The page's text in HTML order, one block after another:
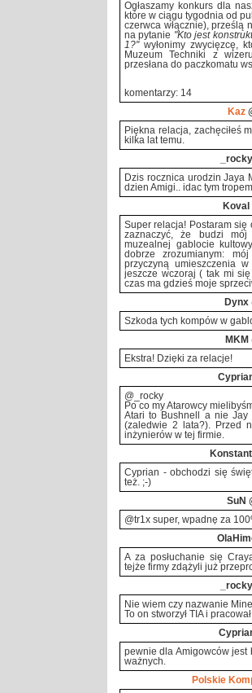
Ogłaszamy konkurs dla
które w ciągu tygodnia od
czerwca włącznie), prześlą
na pytanie "Kto jest
1?"wyłonimy zwycięzcę,
Muzeum Techniki z
przesłana do paczkomatu
komentarzy: 14
Kaz
Piękna relacja, zachęciłeś
kilka lat temu.
_rocky
Dzis rocznica urodzin Jaya
dzien Amigi.. idac tym
Koval
Super relacja! Postaram się
zaznaczyć, że budzi mój
muzealnej gablocie
dobrze zrozumianym:
przyczyną umieszczenia
jeszcze wczoraj ( tak mi
czas ma gdzieś moje
Dynx
Szkoda tych kompów w
MKM
Ekstra! Dzięki za relacje!
@_rocky
Po co my Atarowcy
Atari to Bushnell a nie Jay
(zaledwie 2 lata?). Przed
inżynierów w tej firmie.
Cyprian - obchodzi się
też. ;-)
SuN
@tr1x super, wpadnę za
A za posłuchanie się
tejże firmy zdążyli już
_rocky
Nie wiem czy nazwanie
To on stworzył TIA i
pewnie dla Amigowców jest
ważnych.
Polskie